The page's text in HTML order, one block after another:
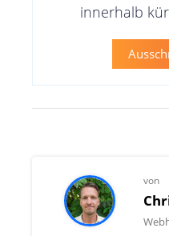
innerhalb
von